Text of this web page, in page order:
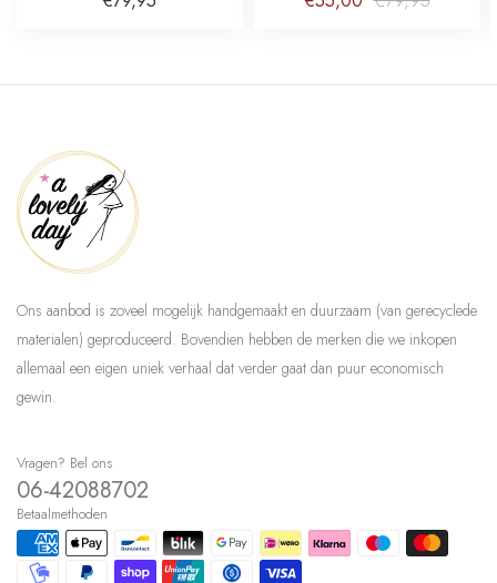
Ons aanbod is zoveel mogelijk handgemaakt en duurzaam (van gerecyclede
materialen) geproduceerd. Bovendien hebben de merken die we inkopen
allemaal een eigen uniek verhaal dat verder gaat dan puur economisch
gewin.
Vragen? Bel ons
06-42088702
Betaalmethoden